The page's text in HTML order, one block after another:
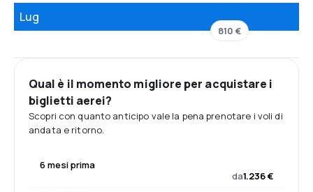
Lug
810 €
Qual è il momento migliore per acquistare i
biglietti aerei?
Scopri con quanto anticipo vale la pena prenotare i voli di
andata e ritorno.
6 mesi prima
da1.236 €